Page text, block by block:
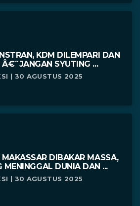
KDM DILEMPARI DAN
Â€˜JANGAN SYUTING ...
| 30 AGUSTUS 2025
MAKASSAR DIBAKAR MASSA,
MENINGGAL DUNIA DAN ...
| 30 AGUSTUS 2025